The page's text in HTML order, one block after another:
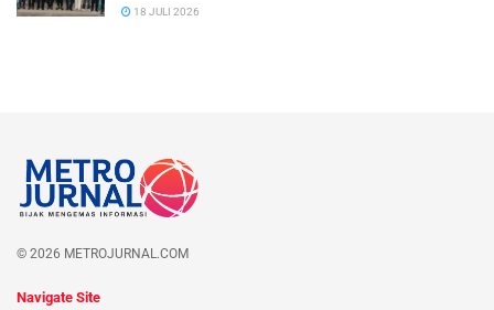
18 JULI 2026
© 2026 METROJURNAL.COM
Navigate Site